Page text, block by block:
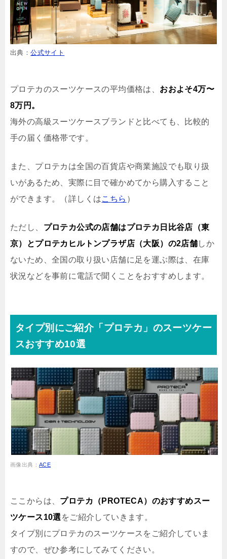
出典：公式サイト
プロテカのスーツケースの平均価格は、 おおよそ4万〜
8万円。
海外の高級スーツケースブランドと比べても、比較的
手の届く価格帯です。
また、プロテカは全国の百貨店や商業施設でも取り扱
いがあるため、実際に目で確かめてから購入すること
ができます。（詳しくはこちら ）
ただし、 プロテカ公式の店舗はプロテカ日比谷店（東
京）とプロテカヒルトンプラザ店（大阪）の2店舗しか
ないため、全国の取り扱い店舗に足を運ぶ際は、在庫
状況などを事前に電話で聞くことをおすすめします。
タイプ別にご紹介「プロテカ」のスーツケー
スおすすめ10選
画像出典： ACE
ここからは、 プロテカ（PROTECA）のおすすめスー
ツケース10選 をご紹介していきます。
タイプ別にプロテカのスーツケースをご紹介していま
すので、ぜひ参考にしてみてください。